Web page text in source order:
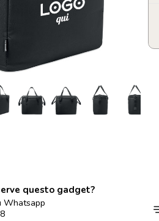
questo gadget?
Whatsapp